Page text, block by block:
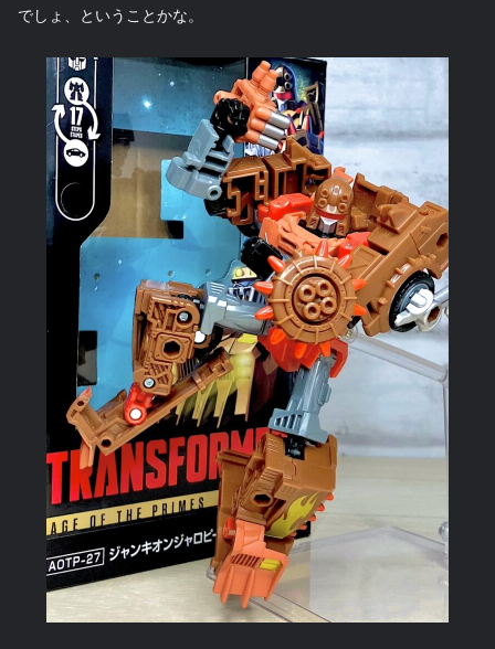
でしょ、ということかな。